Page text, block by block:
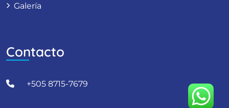
Galería
Contacto
+505 8715-7679